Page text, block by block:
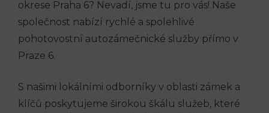
‌okrese Praha 6? Nevadí, jsme tu pro‌ vás!​ Naše
společnost nabízí ‌rychlé⁤ a ‍spolehlivé
⁤pohotovostní autozámečnické služby přímo⁤ v
Praze 6.
S našimi​ lokálními odborníky v oblasti⁤ zámek a
klíčů poskytujeme‌ širokou škálu‌ služeb, které